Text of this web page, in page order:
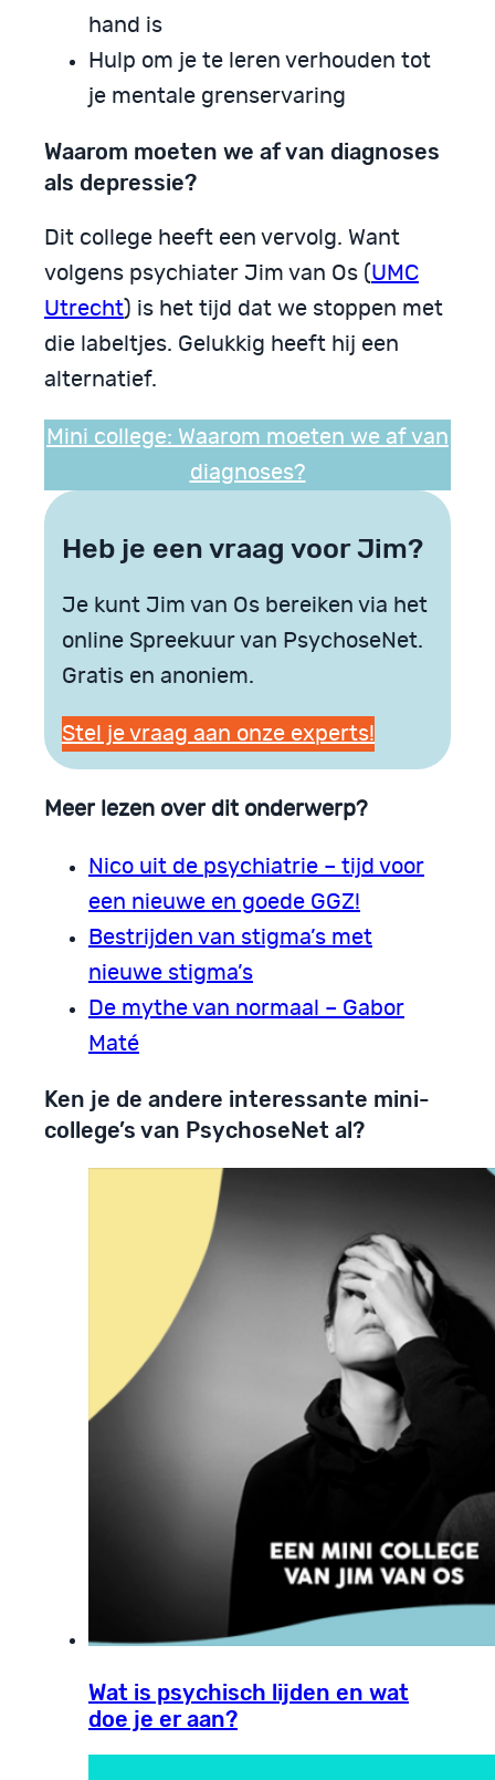
hand is
Hulp om je te leren verhouden tot
je mentale grenservaring
Waarom moeten we af van diagnoses
als depressie?
Dit college heeft een vervolg. Want
volgens psychiater Jim van Os ( UMC
Utrecht) is het tijd dat we stoppen met
die labeltjes. Gelukkig heeft hij een
alternatief.
Mini college: Waarom moeten we af van
diagnoses?
Heb je een vraag voor Jim?
Je kunt Jim van Os bereiken via het
online Spreekuur van PsychoseNet.
Gratis en anoniem.
Stel je vraag aan onze experts!
Meer lezen over dit onderwerp?
Nico uit de psychiatrie – tijd voor
een nieuwe en goede GGZ!
Bestrijden van stigma’s met
nieuwe stigma’s
De mythe van normaal – Gabor
Maté
Ken je de andere interessante mini-
college’s van PsychoseNet al?
Wat is psychisch lijden en wat
doe je er aan?